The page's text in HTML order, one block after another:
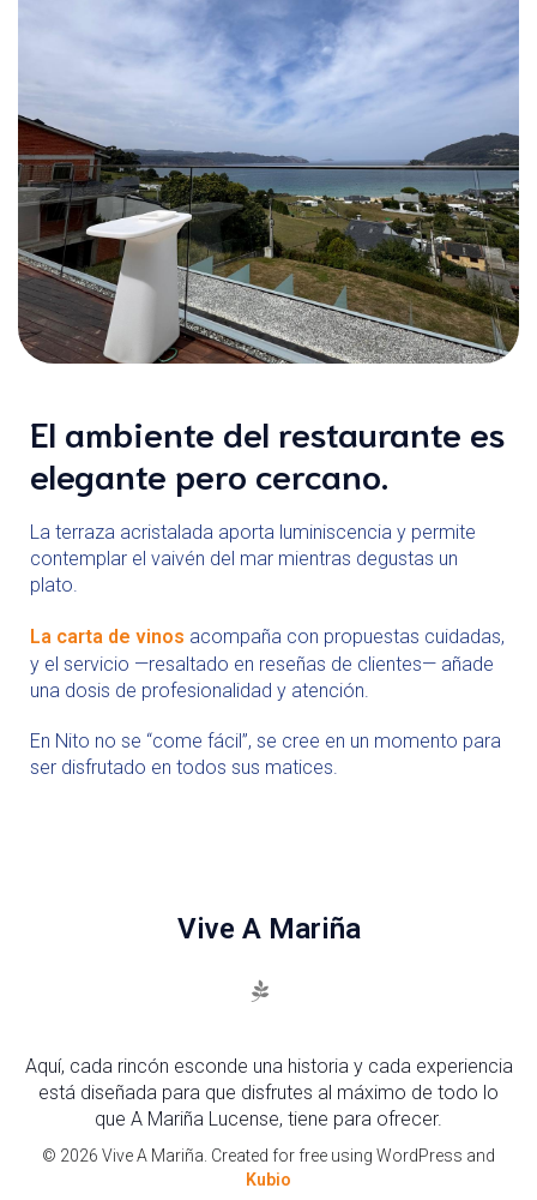
El ambiente del restaurante es
elegante pero cercano.
La terraza acristalada aporta luminiscencia y permite
contemplar el vaivén del mar mientras degustas un
plato.
La carta de vinos acompaña con propuestas cuidadas,
y el servicio —resaltado en reseñas de clientes— añade
una dosis de profesionalidad y atención.
En Nito no se “come fácil”, se cree en un momento para
ser disfrutado en todos sus matices.
Vive A Mariña
Aquí, cada rincón esconde una historia y cada experiencia
está diseñada para que disfrutes al máximo de todo lo
que A Mariña Lucense, tiene para ofrecer.
© 2026 Vive A Mariña. Created for free using WordPress and
Kubio